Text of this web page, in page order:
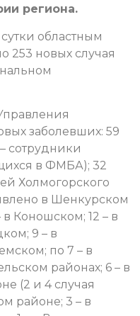
региона.
областным
253 новых случая
заболевших: 59
сотрудники
в ФМБА); 32
Холмогорского
в Шенкурском
в Коношском; 12 – в
9 – в
по 7 – в
районах; 6 – в
(2 и 4 случая
районе; 3 – в